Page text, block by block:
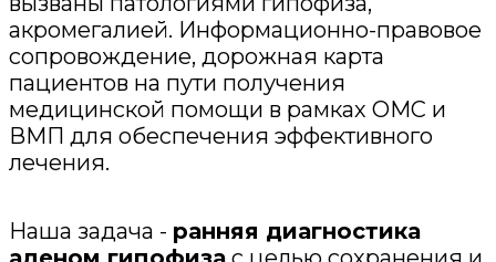
акромегалией. Информационно-правовое
сопровождение, дорожная карта
пациентов на пути получения
медицинской помощи в рамках ОМС и
ВМП для обеспечения эффективного
лечения.
Наша задача - ранняя диагностика